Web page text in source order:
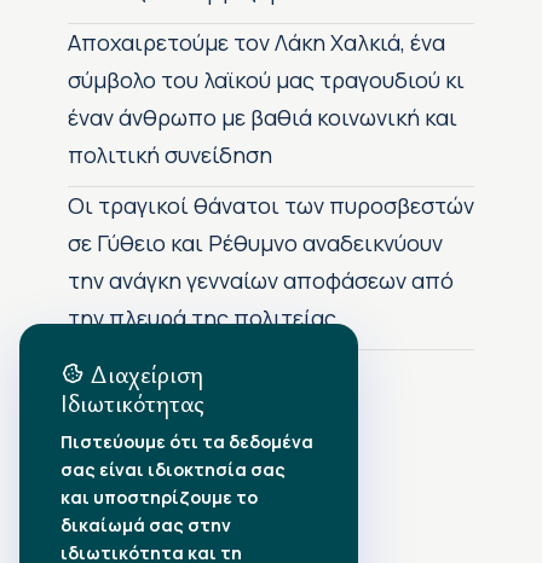
Αποχαιρετούμε τον Λάκη Χαλκιά, ένα
σύμβολο του λαϊκού μας τραγουδιού κι
έναν άνθρωπο με βαθιά κοινωνική και
πολιτική συνείδηση
Οι τραγικοί θάνατοι των πυροσβεστών
σε Γύθειο και Ρέθυμνο αναδεικνύουν
την ανάγκη γενναίων αποφάσεων από
την πλευρά της πολιτείας
Αρχείο Δημοσιεύσεων
•Αύγουστος 2026
•Ιούλιος 2026
•Ιούνιος 2026
•Μάιος 2026
Διαχείριση
Ιδιωτικότητας
Πιστεύουμε ότι τα δεδομένα
σας είναι ιδιοκτησία σας
και υποστηρίζουμε το
δικαίωμά σας στην
ιδιωτικότητα και τη